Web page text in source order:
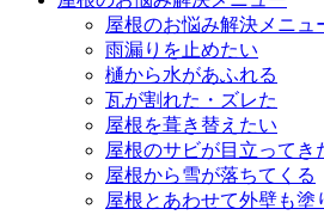
屋根のお悩み解決メニュ
雨漏りを止めたい
樋から水があふれる
瓦が割れた・ズレた
屋根を葺き替えたい
屋根のサビが目立ってき
屋根から雪が落ちてくる
屋根とあわせて外壁も塗